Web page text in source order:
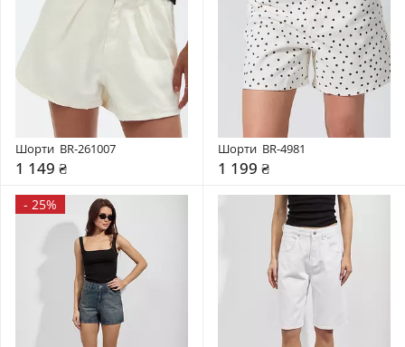
Шорти  BR-261007
1 149 ₴
Шорти  BR-4981
1 199 ₴
- 25%